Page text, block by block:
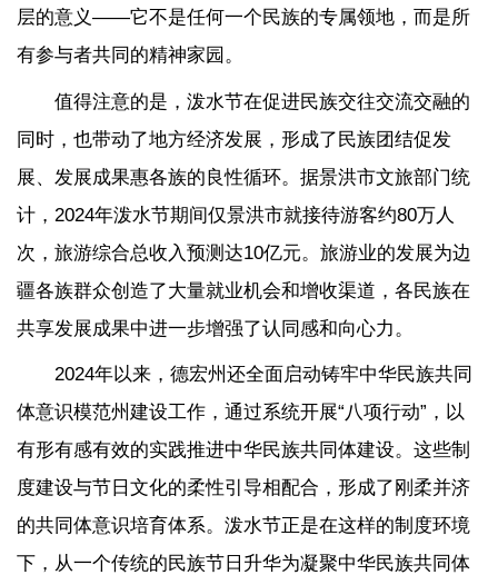
层的意义——它不是任何一个民族的专属领地，而是所
有参与者共同的精神家园。
值得注意的是，泼水节在促进民族交往交流交融的
同时，也带动了地方经济发展，形成了民族团结促发
展、发展成果惠各族的良性循环。据景洪市文旅部门统
计，2024年泼水节期间仅景洪市就接待游客约80万人
次，旅游综合总收入预测达10亿元。旅游业的发展为边
疆各族群众创造了大量就业机会和增收渠道，各民族在
共享发展成果中进一步增强了认同感和向心力。
2024年以来，德宏州还全面启动铸牢中华民族共同
体意识模范州建设工作，通过系统开展“八项行动”，以
有形有感有效的实践推进中华民族共同体建设。这些制
度建设与节日文化的柔性引导相配合，形成了刚柔并济
的共同体意识培育体系。泼水节正是在这样的制度环境
下，从一个传统的民族节日升华为凝聚中华民族共同体